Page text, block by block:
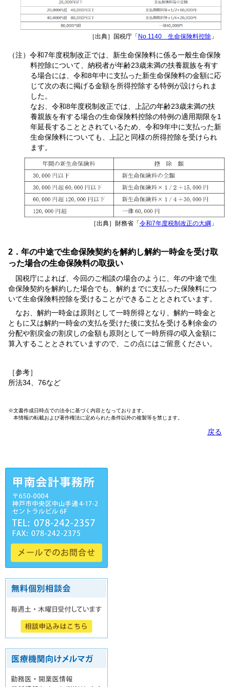
［出典］国税庁「 No.1140 生命保険料控除」
（注）令和7年度税制改正では、新生命保険料に係る一般生命保険
料控除について、納税者が年齢23歳未満の扶養親族を有す
る場合には、令和8年中に支払った新生命保険料の金額に応
じて次の表に掲げる金額を所得控除する特例が設けられま
した。
なお、令和8年度税制改正では、上記の年齢23歳未満の扶
養親族を有する場合の生命保険料控除の特例の適用期限を1
年延長することとされているため、令和9年中に支払った新
生命保険料についても、上記と同様の所得控除を受けられ
ます。
［出典］財務省「 令和7年度税制改正の大綱 」
2．年の中途で生命保険契約を解約し解約一時金を受け取
った場合の生命保険料の取扱い
国税庁によれば、今回のご相談の場合のように、年の中途で生
命保険契約を解約した場合でも、解約までに支払った保険料につ
いて生命保険料控除を受けることができることとされています。
なお、解約一時金は原則として一時所得となり、解約一時金と
ともに又は解約一時金の支払を受けた後に支払を受ける剰余金の
分配や割戻金の割戻しの金額も原則として一時所得の収入金額に
算入することとされていますので、この点にはご留意ください。
［参考］
所法34、76など
※文書作成日時点での法令に基づく内容となっております。
本情報の転載および著作権法に定められた条件以外の複製等を禁じます。
戻る